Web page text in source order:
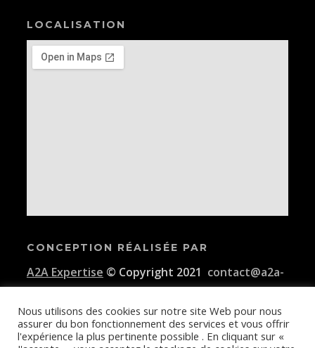
LOCALISATION
CONCEPTION RÉALISÉE PAR
A2A Expertise © Copyright 2021 contact@a2a-
expertise.com
Conditions générales d'utilisation de la plateforme E-KAIDI
Nous utilisons des cookies sur notre site Web pour nous
assurer du bon fonctionnement des services et vous offrir
l'expérience la plus pertinente possible . En cliquant sur «